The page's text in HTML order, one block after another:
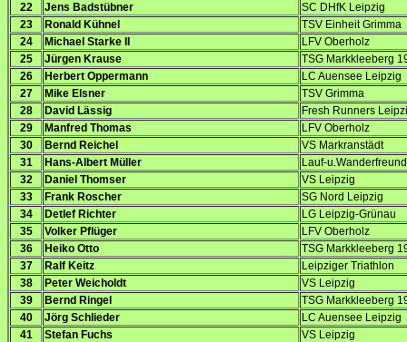
22
Jens Badstübner
SC DHfK Leipzig
23
Ronald Kühnel
TSV Einheit Grimma
24
Michael Starke II
LFV Oberholz
25
Jürgen Krause
TSG Markkleeberg
26
Herbert Oppermann
LC Auensee Leipzig
27
Mike Elsner
TSV Grimma
28
David Lässig
Fresh Runners
29
Manfred Thomas
LFV Oberholz
30
Bernd Reichel
VS Markranstädt
31
Hans-Albert Müller
Lauf-
32
Daniel Thomser
VS Leipzig
33
Frank Roscher
SG Nord Leipzig
34
Detlef Richter
LG Leipzig-Grünau
35
Volker Pflüger
LFV Oberholz
36
Heiko Otto
TSG Markkleeberg
37
Ralf Keitz
Leipziger Triathlon
38
Peter Weicholdt
VS Leipzig
39
Bernd Ringel
TSG Markkleeberg
40
Jörg Schlieder
LC Auensee Leipzig
41
Stefan Fuchs
VS Leipzig